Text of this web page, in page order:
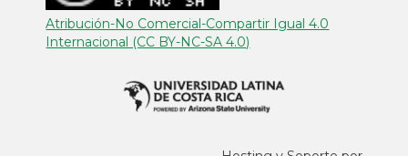
Atribución-No Comercial-Compartir Igual 4.0
Internacional (CC BY-NC-SA 4.0)